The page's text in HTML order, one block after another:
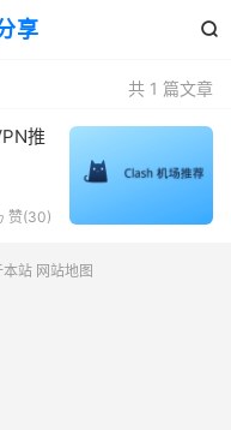
享 
共 1 篇文章
推
赞(30)
本站 网站地图